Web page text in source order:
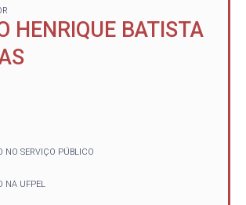
HENRIQUE BATISTA
NO SERVIÇO PÚBLICO
NA UFPEL